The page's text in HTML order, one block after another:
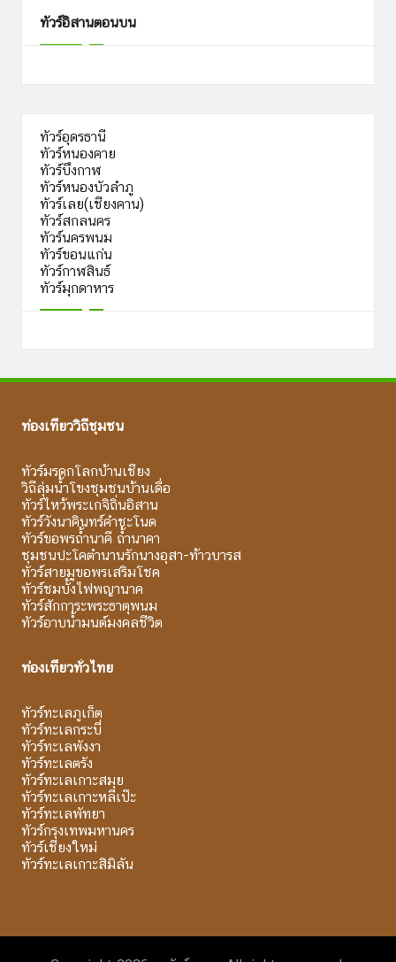
ทัวร์อิสานตอนบน
ทัวร์อุดรธานี
ทัวร์หนองคาย
ทัวร์บึงกาฬ
ทัวร์หนองบัวลำภู
ทัวร์เลย(เชียงคาน)
ทัวร์สกลนคร
ทัวร์นครพนม
ทัวร์ขอนแก่น
ทัวร์กาฬสินธ์
ทัวร์มุกดาหาร
ท่องเที่ยววิถีชุมชน
ทัวร์มรดกโลกบ้านเชียง
วิถีลุ่มน้ำโขงชุมชนบ้านเดื่อ
ทัวร์ไหว้พระเกจิถิ่นอิสาน
ทัวร์วังนาคินทร์คำชะโนด
ทัวร์ขอพรถ้ำนาคี ถ้ำนาคา
ชุมชนปะโคตำนานรักนางอุสา-ท้าวบารส
ทัวร์สายมูขอพรเสริมโชค
ทัวร์ชมบั้งไฟพญานาค
ทัวร์สักการะพระธาตุพนม
ทัวร์อาบน้ำมนต์มงคลชีวิต
ท่องเที่ยวทั่วไทย
ทัวร์ทะเลภูเก็ต
ทัวร์ทะเลกระบี่
ทัวร์ทะเลพังงา
ทัวร์ทะเลตรัง
ทัวร์ทะเลเกาะสมุย
ทัวร์ทะเลเกาะหลีเป๊ะ
ทัวร์ทะเลพัทยา
ทัวร์กรุงเทพมหานคร
ทัวร์เชียงใหม่
ทัวร์ทะเลเกาะสิมิลัน